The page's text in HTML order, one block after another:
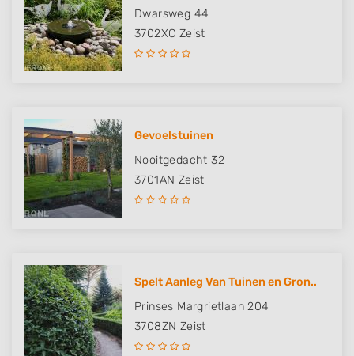
Dwarsweg 44
3702XC Zeist
Gevoelstuinen
Nooitgedacht 32
3701AN Zeist
Spelt Aanleg Van Tuinen en Gron..
Prinses Margrietlaan 204
3708ZN Zeist